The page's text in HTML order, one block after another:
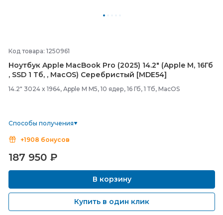
Код товара: 1250961
Ноутбук Apple MacBook Pro (2025) 14.2" (Apple M, 16Гб
, SSD 1 Тб, , MacOS) Серебристый [MDE54]
14.2" 3024 x 1964, Apple M M5, 10 ядер, 16 Гб, 1 Тб, MacOS
Способы получения
+1908 бонусов
187 950 ₽
В корзину
Купить в один клик